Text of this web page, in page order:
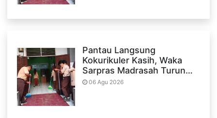
Pantau Langsung
Kokurikuler Kasih, Waka
Sarpras Madrasah Turun…
06 Agu 2026